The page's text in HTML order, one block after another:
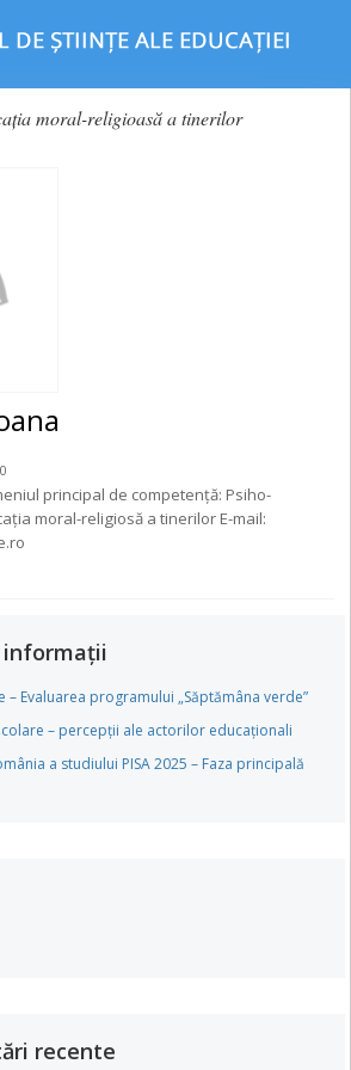
moral-religioasă a tinerilor
principal de competenţă: Psiho-
moral-religiosă a tinerilor E-mail:
informații
– Evaluarea programului „Săptămâna verde”
– percepții ale actorilor educaționali
a studiului PISA 2025 – Faza principală
recente